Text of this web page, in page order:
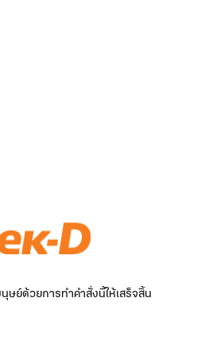
ษย์ด้วยการทำคำสั่งนี้ให้เสร็จสิ้น